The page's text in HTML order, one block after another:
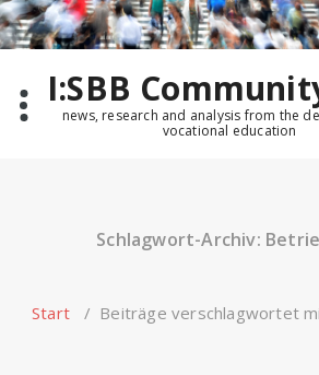
Zum
Inhalt
springen
I:SBB
news, research and analysis from the
vocational education
Schlagwort-Archiv:
Start/ Beiträge verschlagwortet